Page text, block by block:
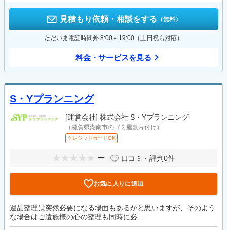
見積もり依頼・相談をする （無料）
ただいま電話時間外 8:00～19:00（土日祝も対応）
料金・サービスを見る
S・Yプランニング
[運営会社] 株式会社 S・Yプランニング
（滋賀県湖南市のゴミ屋敷片付け）
クレジットカードOK
ー 口コミ・評判0件
お気に入りに追加
遺品整理は突然必要になる場面もあるかと思いますが、そのよう
な場合はご遺族様の心の整理も同時に必...